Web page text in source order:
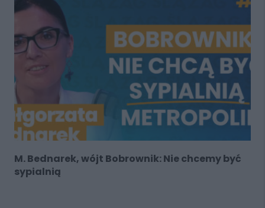
M. Bednarek, wójt Bobrownik: Nie chcemy być
sypialnią